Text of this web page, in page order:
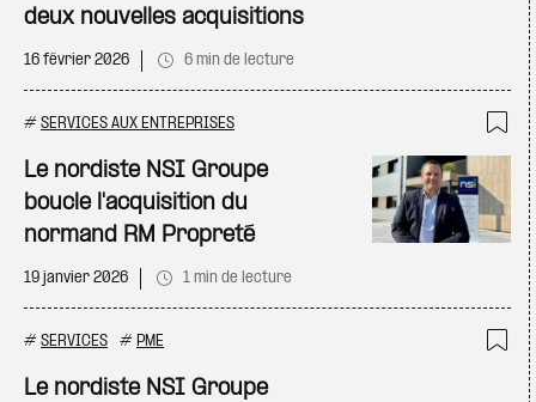
deux nouvelles acquisitions
16 février 2026 6 min de lecture
# SERVICES AUX ENTREPRISES
Le nordiste NSI Groupe
boucle l'acquisition du
normand RM Propreté
19 janvier 2026 1 min de lecture
# SERVICES # PME
Le nordiste NSI Groupe